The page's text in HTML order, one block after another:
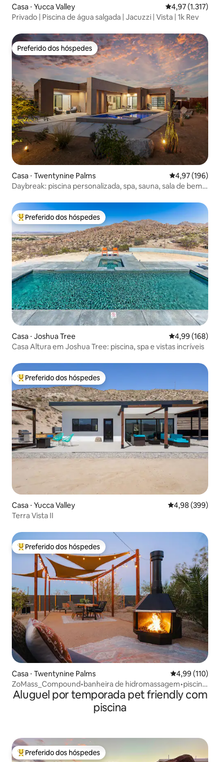
Casa ⋅ Yucca Valley 4,97 de uma
4,97 (1.317)
Privado | Piscina de água salgada | Jacuzzi | Vista | 1k Rev
Preferido dos hóspedes
Preferido dos hóspedes
Casa ⋅ Twentynine Palms 4,97 de uma
4,97 (196)
Daybreak: piscina personalizada, spa, sauna, sala de bem-
Entre os melhores preferidos dos hóspedes
Preferido dos hóspedes
Casa ⋅ Joshua Tree 4,99 de uma
4,99 (168)
Casa Altura em Joshua Tree: piscina, spa e vistas incríveis
Entre os melhores preferidos dos hóspedes
Preferido dos hóspedes
Casa ⋅ Yucca Valley 4,98 de uma
4,98 (399)
Terra Vista II
Entre os melhores preferidos dos hóspedes
Preferido dos hóspedes
Casa ⋅ Twentynine Palms 4,99 de uma
4,99 (110)
ZoMass_Compound•banheira de hidromassagem•piscina
de cowboy•plataforma de ioga•
Aluguel por temporada pet friendly com
piscina
Entre os melhores preferidos dos hóspedes
Preferido dos hóspedes